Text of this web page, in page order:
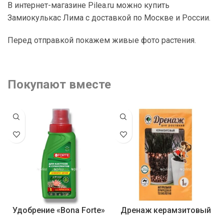
В интернет-магазине Pilea.ru можно купить
Замиокулькас Лима с доставкой по Москве и России.
Перед отправкой покажем живые фото растения.
Покупают вместе
Удобрение «Bona Forte»
Дренаж керамзитовый